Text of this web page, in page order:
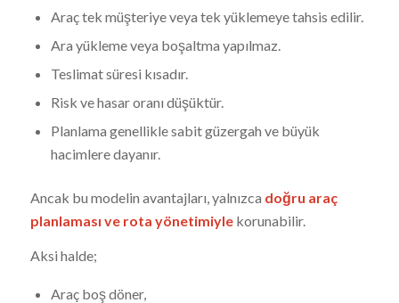
Araç tek müşteriye veya tek yüklemeye tahsis edilir.
Ara yükleme veya boşaltma yapılmaz.
Teslimat süresi kısadır.
Risk ve hasar oranı düşüktür.
Planlama genellikle sabit güzergah ve büyük
hacimlere dayanır.
Ancak bu modelin avantajları, yalnızca doğru araç
planlaması ve rota yönetimiylekorunabilir.
Aksi halde;
Araç boş döner,